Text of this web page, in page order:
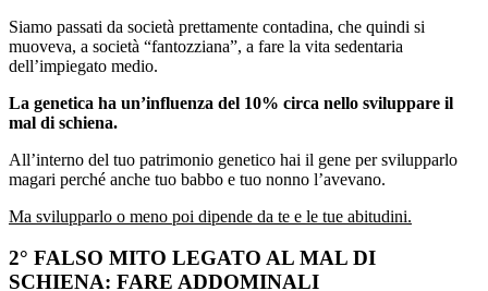
Siamo passati da società prettamente contadina, che quindi si
muoveva, a società “fantozziana”, a fare la vita sedentaria
dell’impiegato medio.
La genetica ha un’influenza del 10% circa nello sviluppare il
mal di schiena.
All’interno del tuo patrimonio genetico hai il gene per svilupparlo
magari perché anche tuo babbo e tuo nonno l’avevano.
Ma svilupparlo o meno poi dipende da te e le tue abitudini.
2° FALSO MITO LEGATO AL MAL DI
SCHIENA: FARE ADDOMINALI